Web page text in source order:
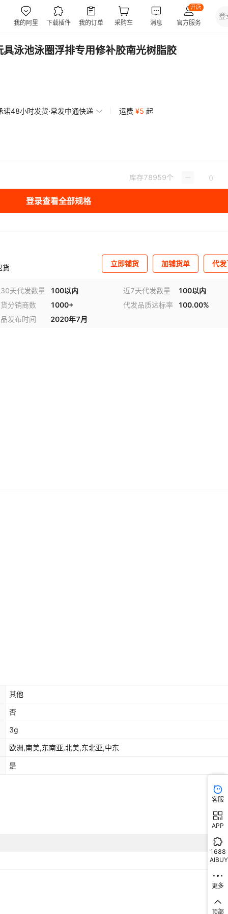
泳池泳圈浮排专用修补胶南光树脂胶
诺48小时发货·常发中通快递 运费 ¥5 起
库存78959个
登录查看全部规格
货 立即铺货 加铺货单 代
天代发数量 100以内 近7天代发数量
100以内
分销商数
1000+ 代发品质达标率
100.00%
发布时间
2020年7月
其他
否
3g
欧洲,南美,东南亚,北美,东北亚,中东
是
客服
APP
1688
AIBUY
更多
顶部